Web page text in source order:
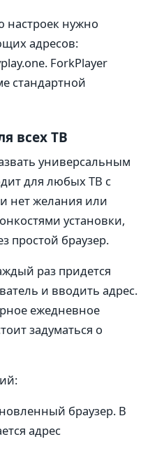
нужно
адресов:
ForkPlayer
стандартной
всех ТВ
универсальным
для любых ТВ с
нет желания или
установки,
простой браузер.
раз придется
и вводить адрес.
ежедневное
задуматься о
браузер. В
адрес